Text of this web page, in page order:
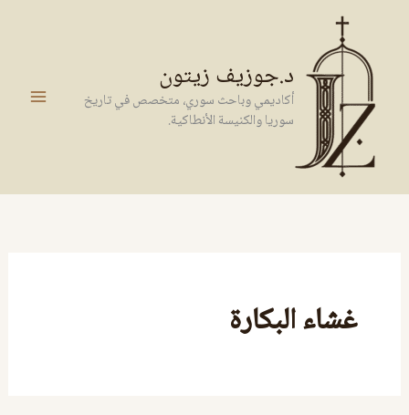
المحتوى
د.جوزيف زيتون
أكاديمي وباحث سوري، متخصص في تاريخ
سوريا والكنيسة الأنطاكية.
غشاء البكارة